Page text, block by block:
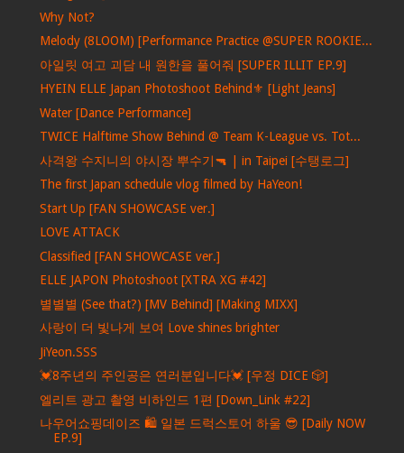
Why Not?
Melody (8LOOM) [Performance Practice @SUPER ROOKIE...
아일릿 여고 괴담 내 원한을 풀어줘 [SUPER ILLIT EP.9]
HYEIN ELLE Japan Photoshoot Behind⚜️ [Light Jeans]
Water [Dance Performance]
TWICE Halftime Show Behind @ Team K-League vs. Tot...
사격왕 수지니의 야시장 뿌수기🔫 | in Taipei [수탱로그]
The first Japan schedule vlog filmed by HaYeon!
Start Up [FAN SHOWCASE ver.]
LOVE ATTACK
Classified [FAN SHOWCASE ver.]
ELLE JAPON Photoshoot [XTRA XG #42]
별별별 (See that?) [MV Behind] [Making MIXX]
사랑이 더 빛나게 보여 Love shines brighter
JiYeon.SSS
💓8주년의 주인공은 연러분입니다💓 [우정 DICE 🎲]
엘리트 광고 촬영 비하인드 1편 [Down_Link #22]
나우어쇼핑데이즈 🛍️ 일본 드럭스토어 하울 😎 [Daily NOW
EP.9]